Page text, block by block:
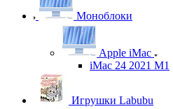
Моноблоки
Apple iMac
iMac 24 2021 M1
Игрушки Labubu